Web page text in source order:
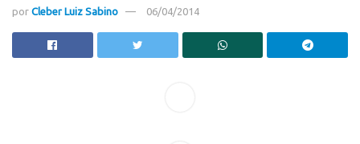
por Cleber Luiz Sabino 06/04/2014